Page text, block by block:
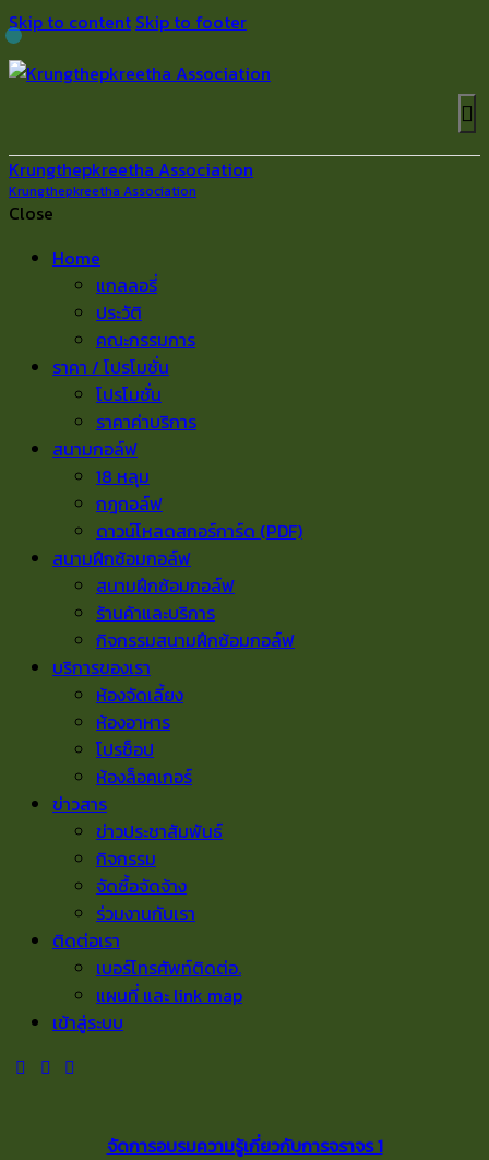
Skip to content Skip to footer
Krungthepkreetha Association
Krungthepkreetha Association
Close
Home
แกลลอรี่
ประวัติ
คณะกรรมการ
ราคา / โปรโมชั่น
โปรโมชั่น
ราคาค่าบริการ
สนามกอล์ฟ
18 หลุม
กฎกอล์ฟ
ดาวน์โหลดสกอร์การ์ด (PDF)
สนามฝึกซ้อมกอล์ฟ
สนามฝึกซ้อมกอล์ฟ
ร้านค้าและบริการ
กิจกรรมสนามฝึกซ้อมกอล์ฟ
บริการของเรา
ห้องจัดเลี้ยง
ห้องอาหาร
โปรช็อป
ห้องล็อคเกอร์
ข่าวสาร
ข่าวประชาสัมพันธ์
กิจกรรม
จัดซื้อจัดจ้าง
ร่วมงานกับเรา
ติดต่อเรา
เบอร์โทรศัพท์ติดต่อ.
แผนที่ และ link map
เข้าสู่ระบบ
จัดการอบรมความรู้เกี่ยวกับการจราจร 1